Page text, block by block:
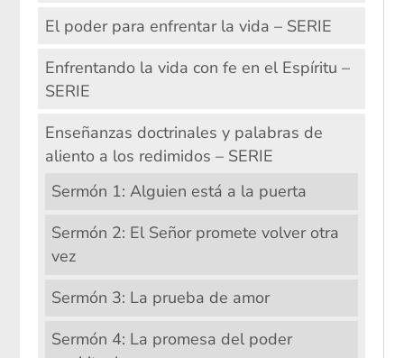
El poder para enfrentar la vida – SERIE
Enfrentando la vida con fe en el Espíritu –
SERIE
Enseñanzas doctrinales y palabras de
aliento a los redimidos – SERIE
Sermón 1: Alguien está a la puerta
Sermón 2: El Señor promete volver otra
vez
Sermón 3: La prueba de amor
Sermón 4: La promesa del poder